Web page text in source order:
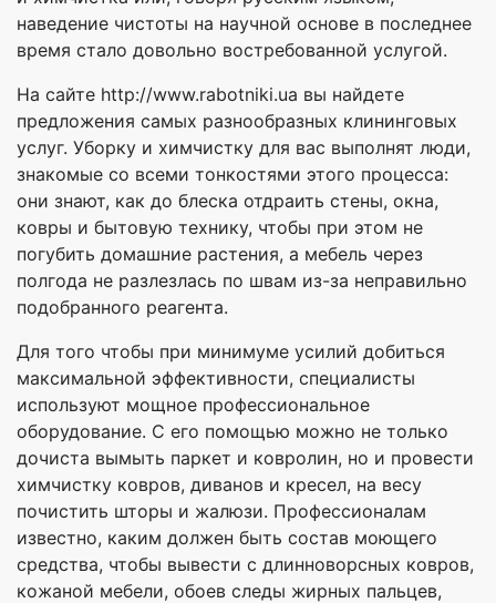
наведение чистоты на научной основе в последнее
время стало довольно востребованной услугой.
На сайте http://www.rabotniki.ua вы найдете
предложения самых разнообразных клининговых
услуг. Уборку и химчистку для вас выполнят люди,
знакомые со всеми тонкостями этого процесса:
они знают, как до блеска отдраить стены, окна,
ковры и бытовую технику, чтобы при этом не
погубить домашние растения, а мебель через
полгода не разлезлась по швам из-за неправильно
подобранного реагента.
Для того чтобы при минимуме усилий добиться
максимальной эффективности, специалисты
используют мощное профессиональное
оборудование. С его помощью можно не только
дочиста вымыть паркет и ковролин, но и провести
химчистку ковров, диванов и кресел, на весу
почистить шторы и жалюзи. Профессионалам
известно, каким должен быть состав моющего
средства, чтобы вывести с длинноворсных ковров,
кожаной мебели, обоев следы жирных пальцев,